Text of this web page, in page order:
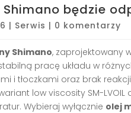
będzie
| Serwis | 0 komentarzy
Shimano, zaprojektowany
pracę układu w
i tłoczkami oraz brak
low viscosity SM-LVOIL
Wybieraj wyłącznie olej